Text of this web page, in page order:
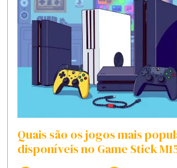
Quais são os jogos mais
disponíveis no Game Stick